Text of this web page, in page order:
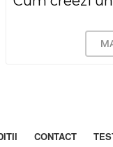
CONTACT